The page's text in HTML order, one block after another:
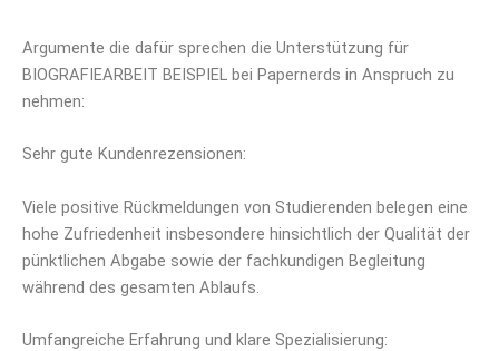
Argumente die dafür sprechen die Unterstützung für
BIOGRAFIEARBEIT BEISPIEL bei Papernerds in Anspruch zu
nehmen:
Sehr gute Kundenrezensionen:
Viele positive Rückmeldungen von Studierenden belegen eine
hohe Zufriedenheit insbesondere hinsichtlich der Qualität der
pünktlichen Abgabe sowie der fachkundigen Begleitung
während des gesamten Ablaufs.
Umfangreiche Erfahrung und klare Spezialisierung: